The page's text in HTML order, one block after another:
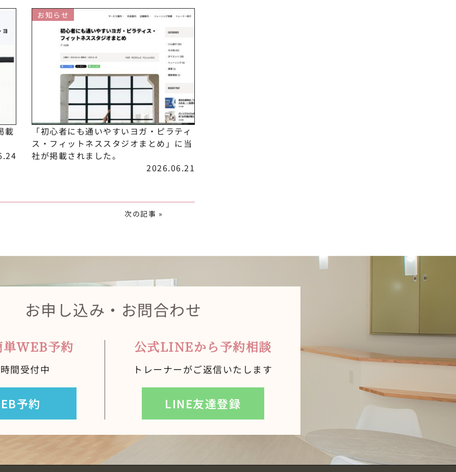
載
お知らせ
「初心者にも通いやすいヨガ・ピラティ
ス・フィットネススタジオまとめ」に当
社が掲載されました。
2026.06.21
次の記事 »
お申し込み・お問合わせ
WEB予約
間受付中
予約
公式LINEから予約相談
トレーナーがご返信いたします
LINE友達登録